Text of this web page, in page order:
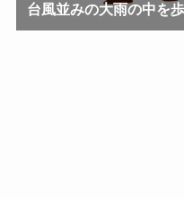
台風並みの大雨の中を